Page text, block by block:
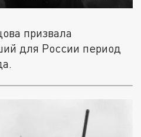
призвала
для России период